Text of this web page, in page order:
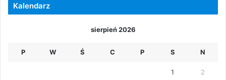
Kalendarz
sierpień 2026
P W Ś C P S N
1 2